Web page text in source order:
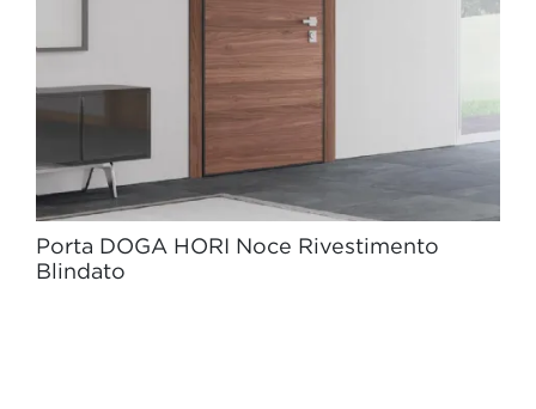
Porta DOGA HORI Noce Rivestimento
Blindato